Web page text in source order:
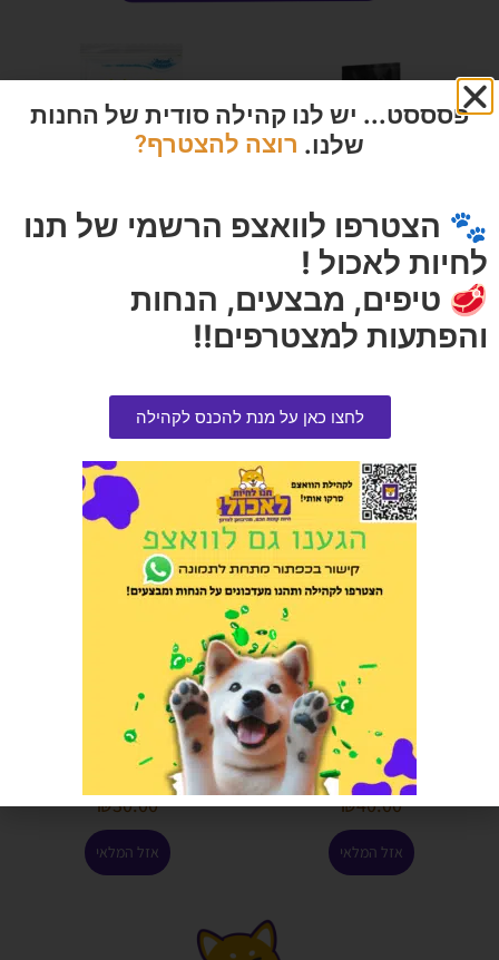
חול מתגבש נובילוס סבון מרסיי 10
ליטר
הרוויחו 3.00 נקודות ⭐
אזל המלאי
קילוגרם
הרוויחו 2.00 נקודות ⭐
אזל המלאי
חול קיטי צהוב לחתול 10 קילוגרם
הרוויחו 2.00 נקודות ⭐
₪40.00
אזל המלאי
צעצוע עצם בצורת טבעת
הרוויחו 1.50 נקודות ⭐
₪30.00
אזל המלאי
פסססט... יש לנו קהילה סודית של החנות
שלנו. רוצה להצטרף?
🐾 הצטרפו לוואצפ הרשמי של תנו
לחיות לאכול !
🥩 טיפים, מבצעים, הנחות
והפתעות למצטרפים!!
לחצו כאן על מנת להכנס לקהילה